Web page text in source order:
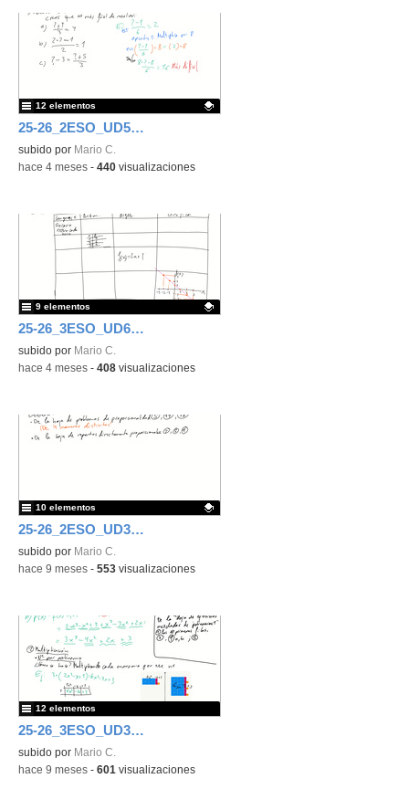
25-26_2ESO_UD5_Ecuaciones
Contenido educativo.
subido por Mario C.
12 elementos
-hace 4 meses - 440 visualizaciones
25-26_3ESO_UD6_Funciones y gráficas
Contenido educativo.
subido por Mario C.
9 elementos
-hace 4 meses - 408 visualizaciones
25-26_2ESO_UD3_Proporcionalidad y porcentajes
Contenido educativo.
subido por Mario C.
10 elementos
-hace 9 meses - 553 visualizaciones
25-26_3ESO_UD3_Polinomios
subido por Mario C.
12 elementos
-hace 9 meses - 601 visualizaciones